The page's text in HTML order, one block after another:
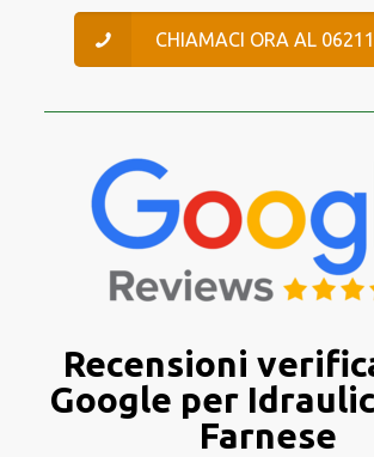
CHIAMACI ORA AL
Recensioni
Google per
Farnese